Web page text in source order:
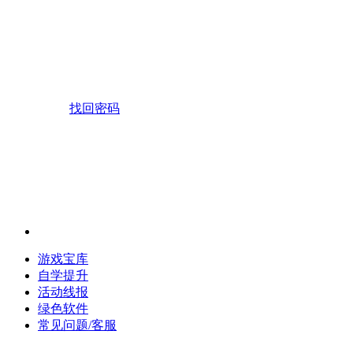
找回密码
游戏宝库
自学提升
活动线报
绿色软件
常见问题/客服